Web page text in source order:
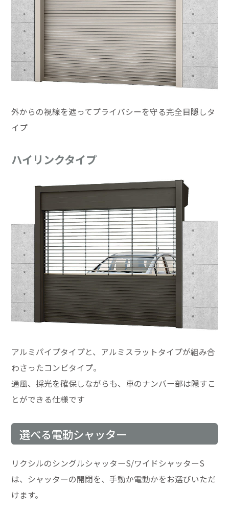
外からの視線を遮ってプライバシーを守る完全目隠しタ
イプ
ハイリンクタイプ
アルミパイプタイプと、アルミスラットタイプが組み合
わさったコンビタイプ。
通風、採光を確保しながらも、車のナンバー部は隠すこ
とができる仕様です
選べる電動シャッター
リクシルのシングルシャッターS/ワイドシャッターS
は、シャッターの開閉を、手動か電動かをお選びいただ
けます。